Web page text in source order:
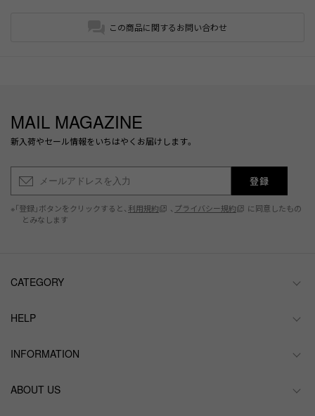
この商品に関するお問い合わせ
MAIL MAGAZINE
新入荷やセール情報をいちはやくお届けします。
登録
※「登録」ボタンをクリックすると、 利用規約 、 プライバシー規約
に同意したもの
とみなします
CATEGORY
HELP
INFORMATION
ABOUT US